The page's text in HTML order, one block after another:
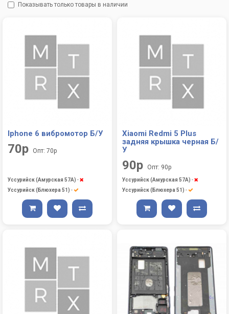
Показывать только товары в наличии
Iphone 6 вибромотор Б/У
70р Опт: 70р
Уссурийск (Амурская 57А) -
Уссурийск (Блюхера 51) -
Xiaomi Redmi 5 Plus
задняя крышка черная Б/
У
90р Опт: 90р
Уссурийск (Амурская 57А) -
Уссурийск (Блюхера 51) -